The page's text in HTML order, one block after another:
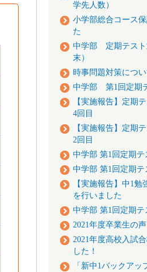
学先人数）
小学部総合コース
た
中学部 定期テスト
末）
時事問題対策につ
中学部 第1回定期
【実施報告】定期
4回目
【実施報告】定期
2回目
中学部 第1回定期テ
中学部 第1回定期テ
【実施報告】中1
を行いました
中学部 第1回定期テ
2021年度卒業生の声
2021年度高校入試
した！
「新中1バックア